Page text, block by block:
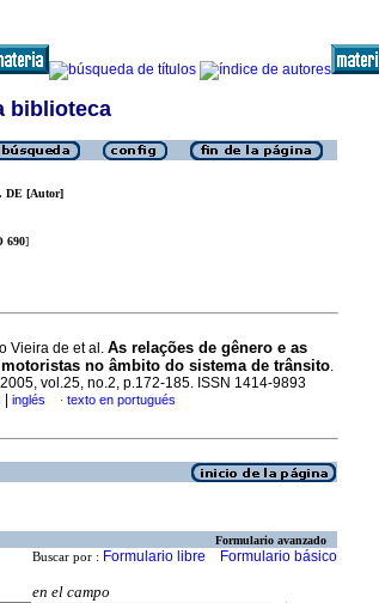
biblioteca
DE [Autor]
690]
Vieira de et al. As relações de gênero e as
no âmbito do sistema de trânsito.
vol.25, no.2, p.172-185. ISSN 1414-9893
inglés · texto en portugués
Formulario avanzado
Buscar por : Formulario libre Formulario básico
en el campo